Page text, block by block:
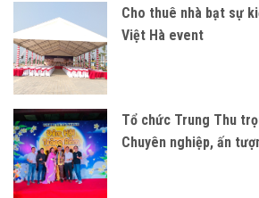
Cho thuê nhà bạt sự
Việt Hà event
Tổ chức Trung Thu
Chuyên nghiệp, ấn